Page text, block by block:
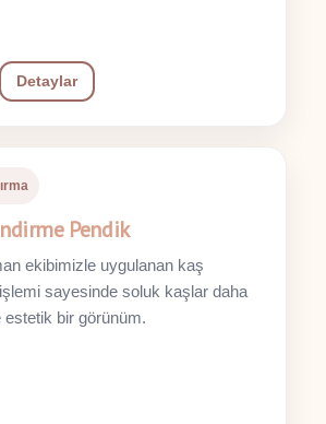
Detaylar
Pendik
ekibimizle uygulanan kaş
sayesinde soluk kaşlar daha
estetik bir görünüm.